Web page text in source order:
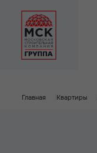
Главная Квартиры